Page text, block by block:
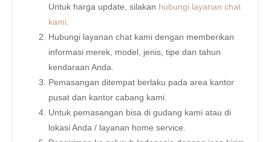
Untuk harga update, silakan hubungi layanan chat
kami
Hubungi layanan chat kami dengan memberikan
informasi merek, model, jenis, tipe dan tahun
kendaraan Anda.
Pemasangan ditempat berlaku pada area kantor
pusat dan kantor cabang kami.
Untuk pemasangan bisa di gudang kami atau di
lokasi Anda / layanan home service.